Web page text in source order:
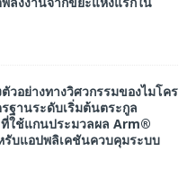
วอย่างทางวิศวกรรมของไมโคร
ฐานระดับเริ่มต้นตระกูล
ใช้แกนประมวลผล Arm®
บแอปพลิเคชันควบคุมระบบ